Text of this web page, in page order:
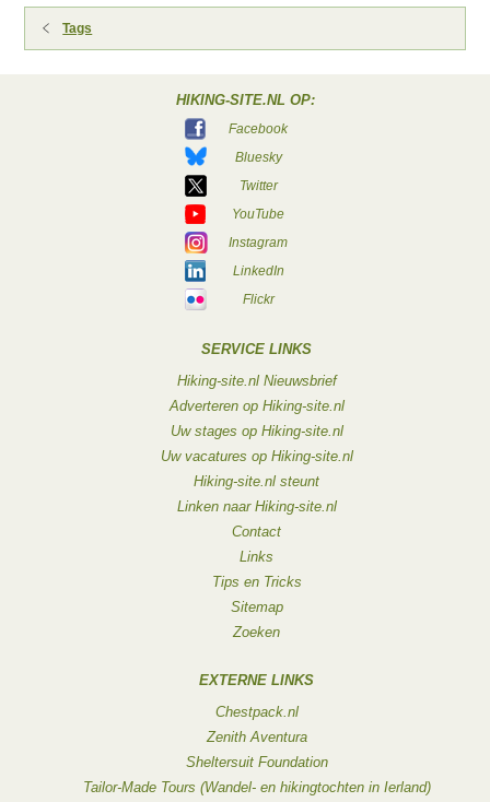
Tags
HIKING-SITE.NL OP:
Facebook
Bluesky
Twitter
YouTube
Instagram
LinkedIn
Flickr
SERVICE LINKS
Hiking-site.nl Nieuwsbrief
Adverteren op Hiking-site.nl
Uw stages op Hiking-site.nl
Uw vacatures op Hiking-site.nl
Hiking-site.nl steunt
Linken naar Hiking-site.nl
Contact
Links
Tips en Tricks
Sitemap
Zoeken
EXTERNE LINKS
Chestpack.nl
Zenith Aventura
Sheltersuit Foundation
Tailor-Made Tours (Wandel- en hikingtochten in Ierland)